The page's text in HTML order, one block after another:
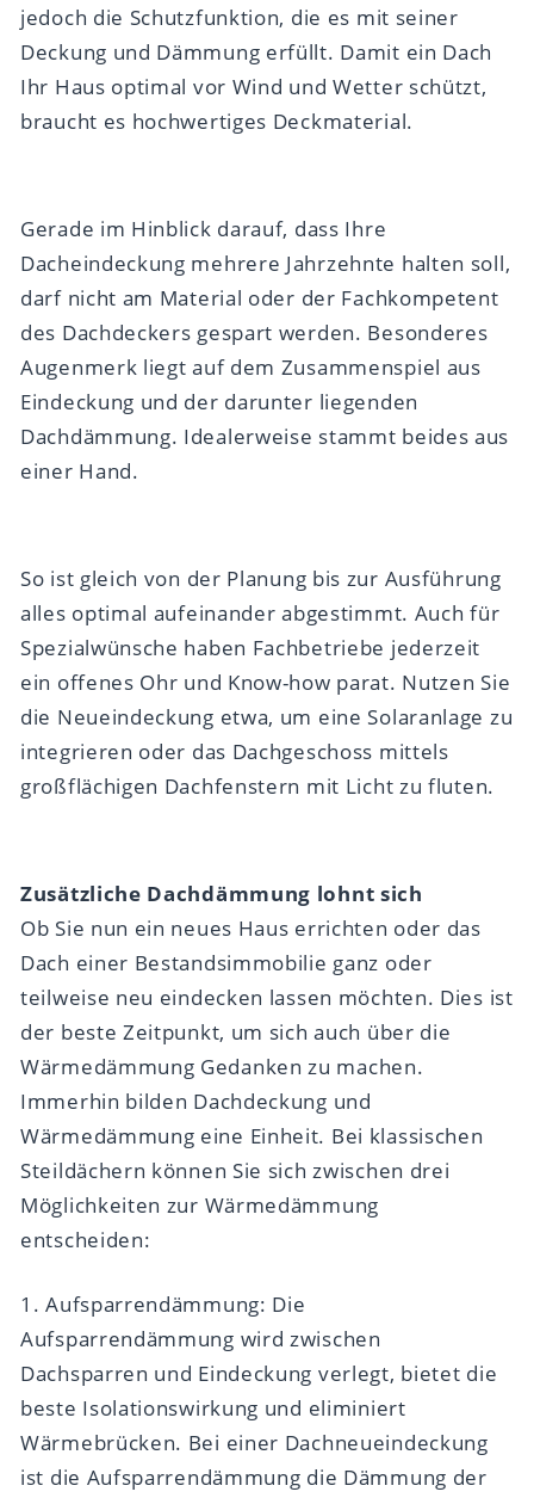
jedoch die Schutzfunktion, die es mit seiner
Deckung und Dämmung erfüllt. Damit ein Dach
Ihr Haus optimal vor Wind und Wetter schützt,
braucht es hochwertiges Deckmaterial.
Gerade im Hinblick darauf, dass Ihre
Dacheindeckung mehrere Jahrzehnte halten soll,
darf nicht am Material oder der Fachkompetent
des Dachdeckers gespart werden. Besonderes
Augenmerk liegt auf dem Zusammenspiel aus
Eindeckung und der darunter liegenden
Dachdämmung. Idealerweise stammt beides aus
einer Hand.
So ist gleich von der Planung bis zur Ausführung
alles optimal aufeinander abgestimmt. Auch für
Spezialwünsche haben Fachbetriebe jederzeit
ein offenes Ohr und Know-how parat. Nutzen Sie
die Neueindeckung etwa, um eine Solaranlage zu
integrieren oder das Dachgeschoss mittels
großflächigen Dachfenstern mit Licht zu fluten.
Zusätzliche Dachdämmung lohnt sich
Ob Sie nun ein neues Haus errichten oder das
Dach einer Bestandsimmobilie ganz oder
teilweise neu eindecken lassen möchten. Dies ist
der beste Zeitpunkt, um sich auch über die
Wärmedämmung Gedanken zu machen.
Immerhin bilden Dachdeckung und
Wärmedämmung eine Einheit. Bei klassischen
Steildächern können Sie sich zwischen drei
Möglichkeiten zur Wärmedämmung
entscheiden:
1. Aufsparrendämmung: Die
Aufsparrendämmung wird zwischen
Dachsparren und Eindeckung verlegt, bietet die
beste Isolationswirkung und eliminiert
Wärmebrücken. Bei einer Dachneueindeckung
ist die Aufsparrendämmung die Dämmung der